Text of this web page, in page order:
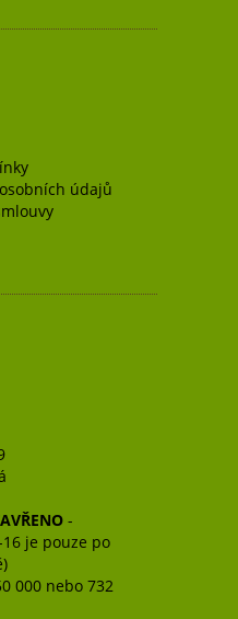
údajů
-
je pouze po
000 nebo 732